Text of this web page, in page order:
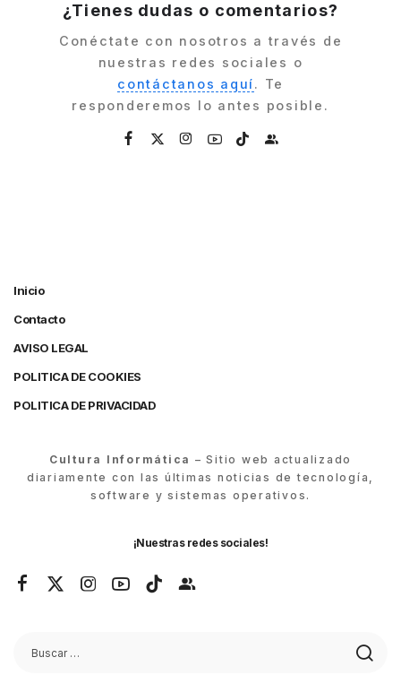
¿Tienes dudas o comentarios?
Conéctate con nosotros a través de
nuestras redes sociales o
contáctanos aquí. Te
responderemos lo antes posible.
Inicio
Contacto
AVISO LEGAL
POLITICA DE COOKIES
POLITICA DE PRIVACIDAD
Cultura Informática – Sitio web actualizado
diariamente con las últimas noticias de tecnología,
software y sistemas operativos.
¡Nuestras redes sociales!